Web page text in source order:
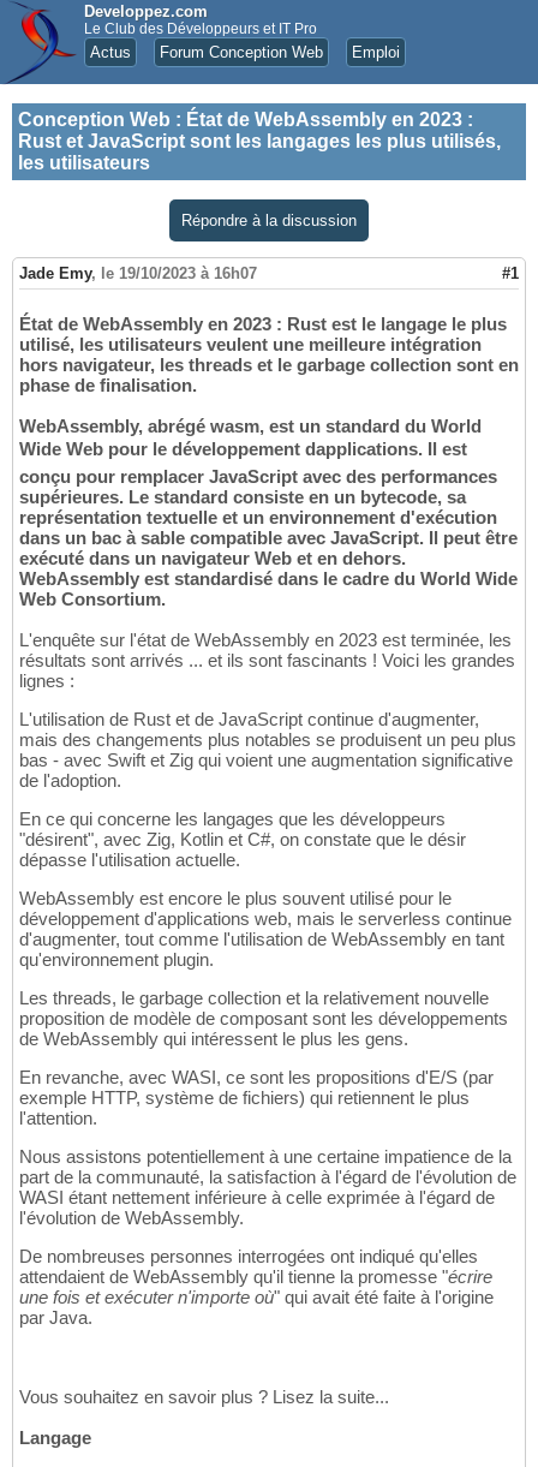
Developpez.com
Le Club des Développeurs et IT Pro
Actus Forum Conception Web Emploi
Conception Web : État de WebAssembly en 2023 :
Rust et JavaScript sont les langages les plus utilisés,
les utilisateurs
Répondre à la discussion
Jade Emy, le 19/10/2023 à 16h07 #1
État de WebAssembly en 2023 : Rust est le langage le plus
utilisé, les utilisateurs veulent une meilleure intégration
hors navigateur, les threads et le garbage collection sont en
phase de finalisation.
WebAssembly, abrégé wasm, est un standard du World
Wide Web pour le développement dapplications. Il est
conçu pour remplacer JavaScript avec des performances
supérieures. Le standard consiste en un bytecode, sa
représentation textuelle et un environnement d'exécution
dans un bac à sable compatible avec JavaScript. Il peut être
exécuté dans un navigateur Web et en dehors.
WebAssembly est standardisé dans le cadre du World Wide
Web Consortium.
L'enquête sur l'état de WebAssembly en 2023 est terminée, les
résultats sont arrivés ... et ils sont fascinants ! Voici les grandes
lignes :
L'utilisation de Rust et de JavaScript continue d'augmenter,
mais des changements plus notables se produisent un peu plus
bas - avec Swift et Zig qui voient une augmentation significative
de l'adoption.
En ce qui concerne les langages que les développeurs
"désirent", avec Zig, Kotlin et C#, on constate que le désir
dépasse l'utilisation actuelle.
WebAssembly est encore le plus souvent utilisé pour le
développement d'applications web, mais le serverless continue
d'augmenter, tout comme l'utilisation de WebAssembly en tant
qu'environnement plugin.
Les threads, le garbage collection et la relativement nouvelle
proposition de modèle de composant sont les développements
de WebAssembly qui intéressent le plus les gens.
En revanche, avec WASI, ce sont les propositions d'E/S (par
exemple HTTP, système de fichiers) qui retiennent le plus
l'attention.
Nous assistons potentiellement à une certaine impatience de la
part de la communauté, la satisfaction à l'égard de l'évolution de
WASI étant nettement inférieure à celle exprimée à l'égard de
l'évolution de WebAssembly.
De nombreuses personnes interrogées ont indiqué qu'elles
attendaient de WebAssembly qu'il tienne la promesse "écrire
une fois et exécuter n'importe où" qui avait été faite à l'origine
par Java.
Vous souhaitez en savoir plus ? Lisez la suite...
Langage